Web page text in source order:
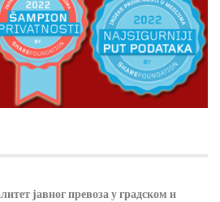
јавног превоза у градском и